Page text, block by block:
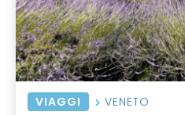
VIAGGI VENETO